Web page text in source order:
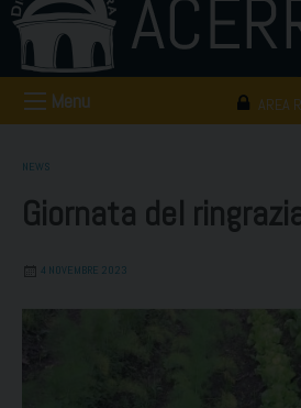
AREA
Menu
NEWS
Giornata del
4 NOVEMBRE 2023